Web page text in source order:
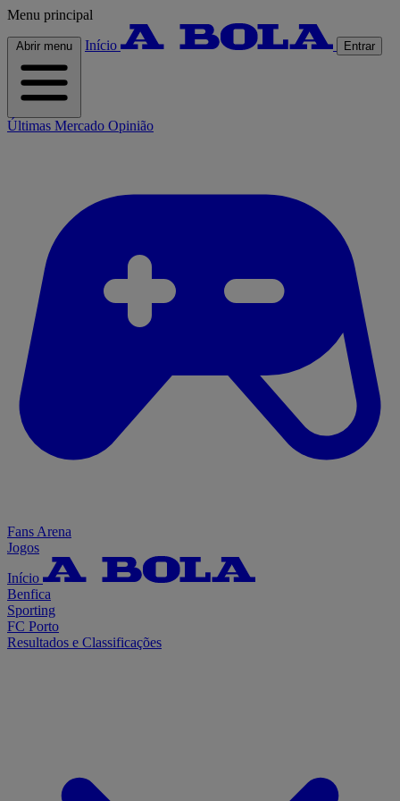
Menu principal
Abrir menu Início Entrar
Últimas Mercado Opinião
Fans Arena
Jogos
Início
Benfica
Sporting
FC Porto
Resultados e Classificações